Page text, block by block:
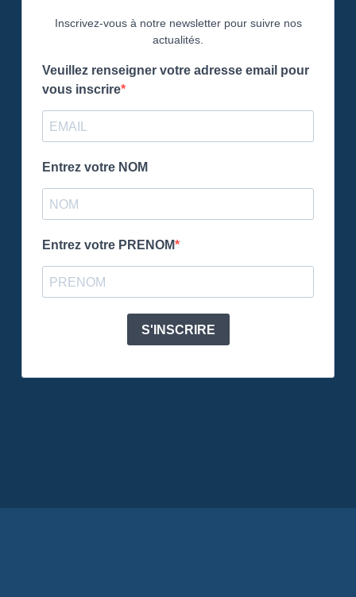
Inscrivez-vous à notre newsletter pour suivre nos
actualités.
Veuillez renseigner votre adresse email pour
vous inscrire
Entrez votre NOM
Entrez votre PRENOM
S'INSCRIRE